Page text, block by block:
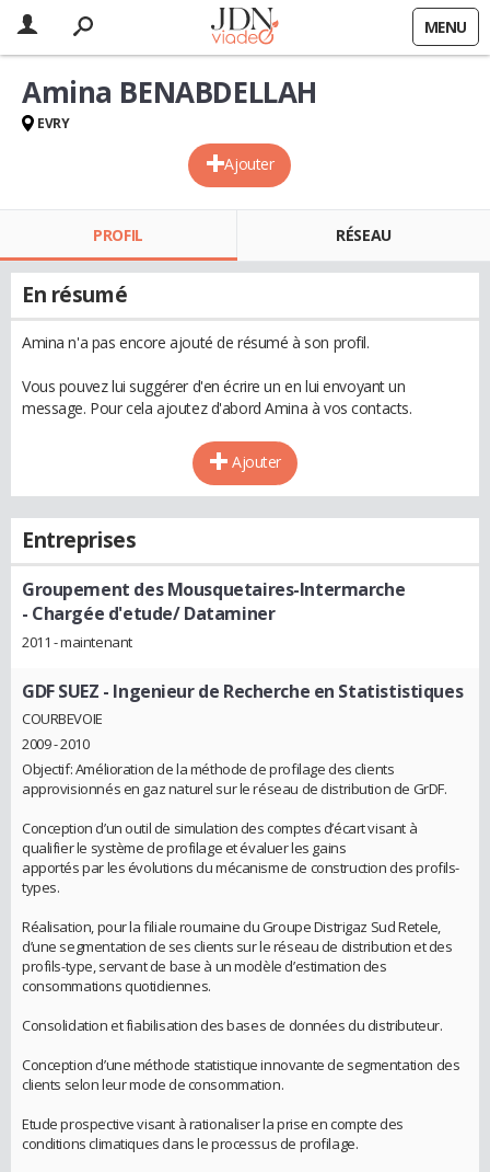
MENU
Ajouter
Amina BENABDELLAH
EVRY
PROFIL RÉSEAU
En résumé
Amina n'a pas encore ajouté de résumé à son profil.
Vous pouvez lui suggérer d'en écrire un en lui envoyant un
message. Pour cela ajoutez d'abord Amina à vos contacts.
Ajouter
Entreprises
Groupement des Mousquetaires-Intermarche
- Chargée d'etude/ Dataminer
2011 - maintenant
GDF SUEZ - Ingenieur de Recherche en Statististiques
COURBEVOIE
2009 - 2010
Objectif: Amélioration de la méthode de profilage des clients
approvisionnés en gaz naturel sur le réseau de distribution de GrDF.
Conception d’un outil de simulation des comptes d’écart visant à
qualifier le système de profilage et évaluer les gains
apportés par les évolutions du mécanisme de construction des profils-
types.
Réalisation, pour la filiale roumaine du Groupe Distrigaz Sud Retele,
d’une segmentation de ses clients sur le réseau de distribution et des
profils-type, servant de base à un modèle d’estimation des
consommations quotidiennes.
Consolidation et fiabilisation des bases de données du distributeur.
Conception d’une méthode statistique innovante de segmentation des
clients selon leur mode de consommation.
Etude prospective visant à rationaliser la prise en compte des
conditions climatiques dans le processus de profilage.